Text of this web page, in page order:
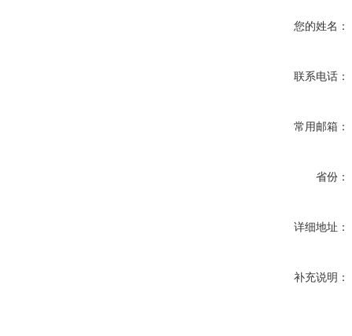
您的姓名：
联系电话：
常用邮箱：
省份：
详细地址：
补充说明：